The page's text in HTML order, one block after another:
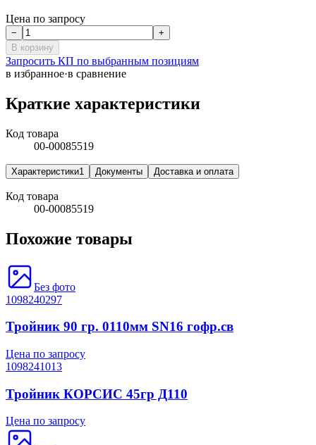
Цена по запросу
−
+
В корзину
Запросить КП по выбранным позициям
в избранное·в сравнение
Краткие характеристики
Код товара
00-00085519
Характеристики1 Документы Доставка и оплата
Код товара
00-00085519
Похожие товары
Без фото
1098240297
Тройник 90 гр. 0110мм SN16 гофр.св
Цена по запросу
1098241013
Тройник КОРСИС 45гр Д110
Цена по запросу